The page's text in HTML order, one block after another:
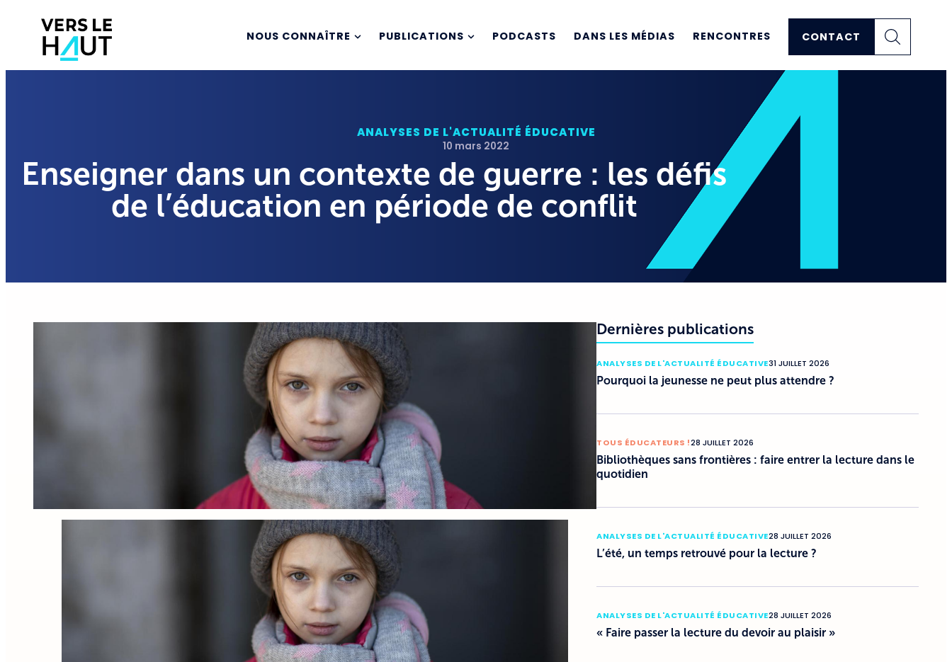
NOUS CONNAÎTRE PUBLICATIONS PODCASTS DANS LES MÉDIAS RENCONTRES CONTACT
ANALYSES DE L'ACTUALITÉ ÉDUCATIVE
10 mars 2022
Enseigner dans un contexte de guerre : les défis
de l’éducation en période de conflit
Dernières publications
ANALYSES DE L'ACTUALITÉ ÉDUCATIVE31 JUILLET 2026
Pourquoi la jeunesse ne peut plus attendre ?
TOUS ÉDUCATEURS !28 JUILLET 2026
Bibliothèques sans frontières : faire entrer la lecture dans le
quotidien
ANALYSES DE L'ACTUALITÉ ÉDUCATIVE28 JUILLET 2026
L’été, un temps retrouvé pour la lecture ?
ANALYSES DE L'ACTUALITÉ ÉDUCATIVE28 JUILLET 2026
« Faire passer la lecture du devoir au plaisir »